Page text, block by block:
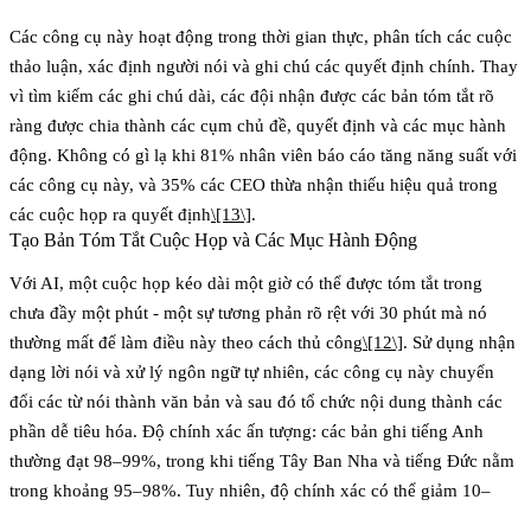
Các công cụ này hoạt động trong thời gian thực, phân tích các cuộc
thảo luận, xác định người nói và ghi chú các quyết định chính. Thay
vì tìm kiếm các ghi chú dài, các đội nhận được các bản tóm tắt rõ
ràng được chia thành các cụm chủ đề, quyết định và các mục hành
động. Không có gì lạ khi 81% nhân viên báo cáo tăng năng suất với
các công cụ này, và 35% các CEO thừa nhận thiếu hiệu quả trong
các cuộc họp ra quyết định\[13\].
Tạo Bản Tóm Tắt Cuộc Họp và Các Mục Hành Động
Với AI, một cuộc họp kéo dài một giờ có thể được tóm tắt trong
chưa đầy một phút - một sự tương phản rõ rệt với 30 phút mà nó
thường mất để làm điều này theo cách thủ công\[12\]. Sử dụng nhận
dạng lời nói và xử lý ngôn ngữ tự nhiên, các công cụ này chuyển
đổi các từ nói thành văn bản và sau đó tổ chức nội dung thành các
phần dễ tiêu hóa. Độ chính xác ấn tượng: các bản ghi tiếng Anh
thường đạt 98–99%, trong khi tiếng Tây Ban Nha và tiếng Đức nằm
trong khoảng 95–98%. Tuy nhiên, độ chính xác có thể giảm 10–